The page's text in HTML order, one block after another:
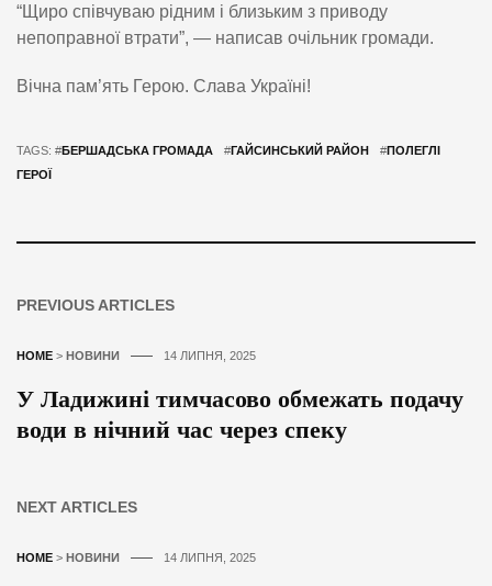
“Щиро співчуваю рідним і близьким з приводу
непоправної втрати”, — написав очільник громади.
Вічна пам’ять Герою. Слава Україні!
TAGS: #БЕРШАДСЬКА ГРОМАДА #ГАЙСИНСЬКИЙ РАЙОН #ПОЛЕГЛІ
ГЕРОЇ
PREVIOUS ARTICLES
HOME > НОВИНИ 14 ЛИПНЯ, 2025
У Ладижині тимчасово обмежать подачу
води в нічний час через спеку
NEXT ARTICLES
HOME > НОВИНИ 14 ЛИПНЯ, 2025